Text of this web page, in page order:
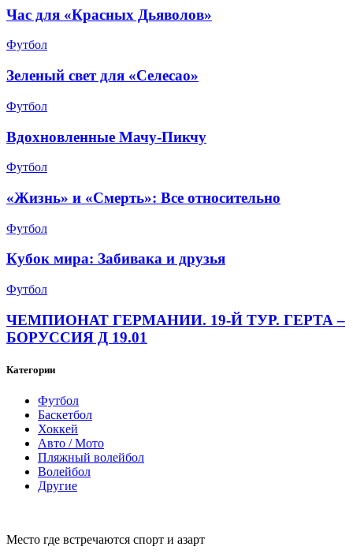
Час для «Красных Дьяволов»
Футбол
Зеленый свет для «Селесао»
Футбол
Вдохновленные Мачу-Пикчу
Футбол
«Жизнь» и «Смерть»: Все относительно
Футбол
Кубок мира: Забивака и друзья
Футбол
ЧЕМПИОНАТ ГЕРМАНИИ. 19-Й ТУР. ГЕРТА –
БОРУССИЯ Д 19.01
Категории
Футбол
Баскетбол
Хоккей
Авто / Мото
Пляжный волейбол
Волейбол
Другие
Место где встречаются спорт и азарт